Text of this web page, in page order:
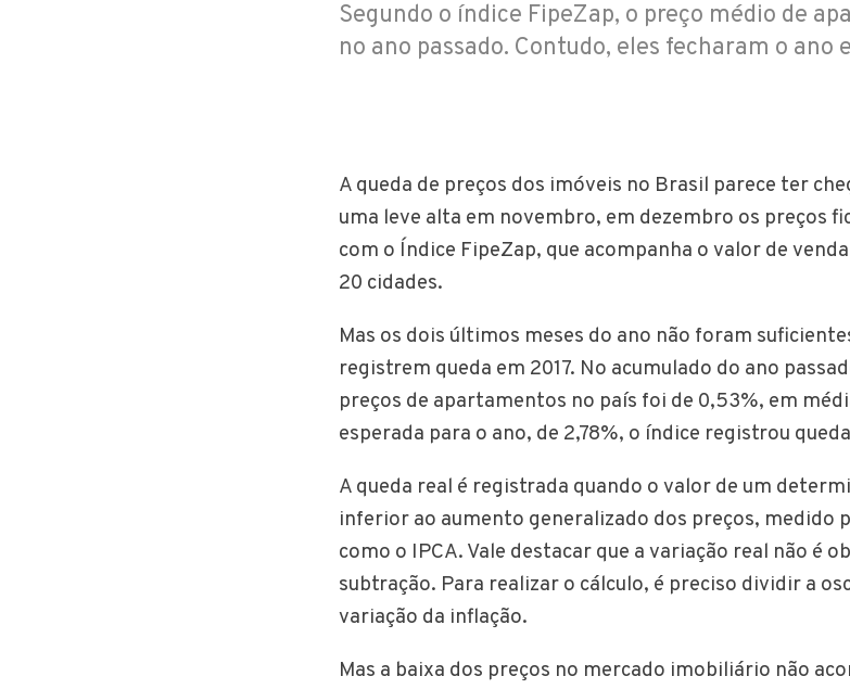
Segundo o índice FipeZap, o preço médio de
no ano passado. Contudo, eles fecharam o ano
A queda de preços dos imóveis no Brasil parece ter
uma leve alta em novembro, em dezembro os preços
com o Índice FipeZap, que acompanha o valor de
20 cidades.
Mas os dois últimos meses do ano não foram
registrem queda em 2017. No acumulado do ano
preços de apartamentos no país foi de 0,53%, em
esperada para o ano, de 2,78%, o índice registrou
A queda real é registrada quando o valor de um
inferior ao aumento generalizado dos preços, medido
como o IPCA. Vale destacar que a variação real não é
subtração. Para realizar o cálculo, é preciso dividir a
variação da inflação.
Mas a baixa dos preços no mercado imobiliário não